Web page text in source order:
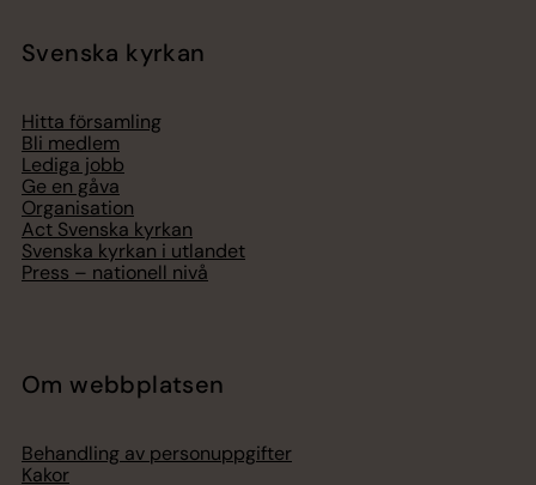
Svenska kyrkan
Hitta församling
Bli medlem
Lediga jobb
Ge en gåva
Organisation
Act Svenska kyrkan
Svenska kyrkan i utlandet
Press – nationell nivå
Om webbplatsen
Behandling av personuppgifter
Kakor